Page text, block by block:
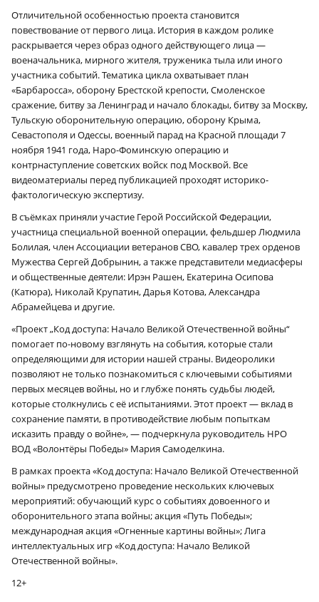
Отличительной особенностью проекта становится
повествование от первого лица. История в каждом ролике
раскрывается через образ одного действующего лица —
военачальника, мирного жителя, труженика тыла или иного
участника событий. Тематика цикла охватывает план
«Барбаросса», оборону Брестской крепости, Смоленское
сражение, битву за Ленинград и начало блокады, битву за Москву,
Тульскую оборонительную операцию, оборону Крыма,
Севастополя и Одессы, военный парад на Красной площади 7
ноября 1941 года, Наро-Фоминскую операцию и
контрнаступление советских войск под Москвой. Все
видеоматериалы перед публикацией проходят историко-
фактологическую экспертизу.
В съёмках приняли участие Герой Российской Федерации,
участница специальной военной операции, фельдшер Людмила
Болилая, член Ассоциации ветеранов СВО, кавалер трех орденов
Мужества Сергей Добрынин, а также представители медиасферы
и общественные деятели: Ирэн Рашен, Екатерина Осипова
(Катюра), Николай Крупатин, Дарья Котова, Александра
Абрамейцева и другие.
«Проект „Код доступа: Начало Великой Отечественной войны“
помогает по-новому взглянуть на события, которые стали
определяющими для истории нашей страны. Видеоролики
позволяют не только познакомиться с ключевыми событиями
первых месяцев войны, но и глубже понять судьбы людей,
которые столкнулись с её испытаниями. Этот проект — вклад в
сохранение памяти, в противодействие любым попыткам
исказить правду о войне», — подчеркнула руководитель НРО
ВОД «Волонтёры Победы» Мария Самоделкина.
В рамках проекта «Код доступа: Начало Великой Отечественной
войны» предусмотрено проведение нескольких ключевых
мероприятий: обучающий курс о событиях довоенного и
оборонительного этапа войны; акция «Путь Победы»;
международная акция «Огненные картины войны»; Лига
интеллектуальных игр «Код доступа: Начало Великой
Отечественной войны».
12+